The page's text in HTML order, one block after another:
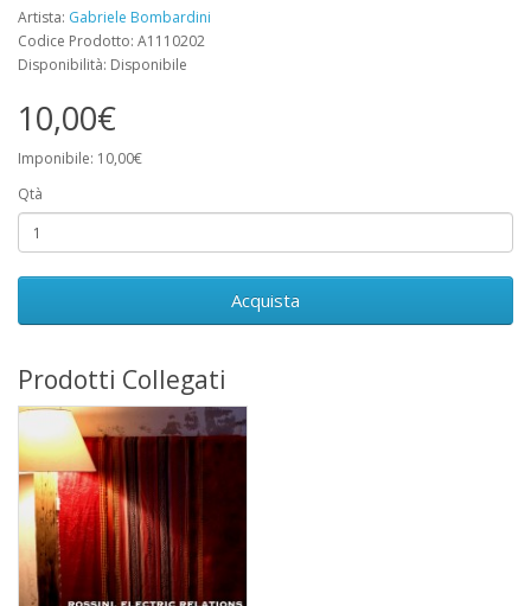
Artista: Gabriele Bombardini
Codice Prodotto: A1110202
Disponibilità: Disponibile
10,00€
Imponibile: 10,00€
Qtà
Acquista
Prodotti Collegati